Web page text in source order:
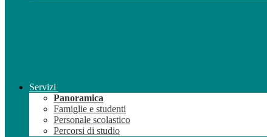
Servizi
Panoramica
Famiglie e studenti
Personale scolastico
Percorsi di studio